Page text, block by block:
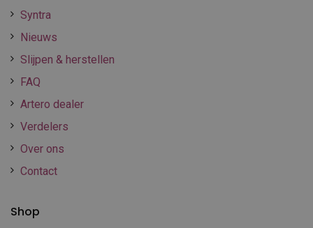
Syntra
Nieuws
Slijpen & herstellen
FAQ
Artero dealer
Verdelers
Over ons
Contact
Shop